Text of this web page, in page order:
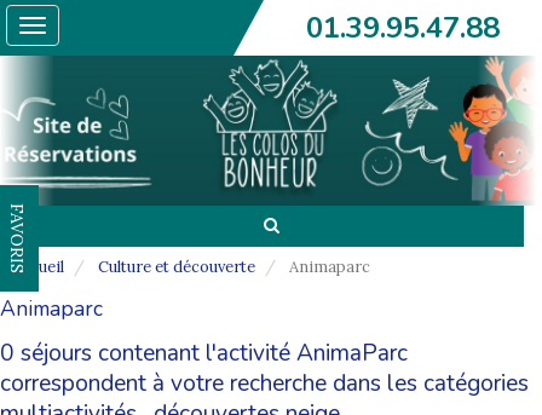
Toggle
navigation
01.39.95.47.88
FAVORIS
Accueil Culture et découverte Animaparc
Animaparc
0 séjours contenant l'activité AnimaParc
correspondent à votre recherche dans les catégories